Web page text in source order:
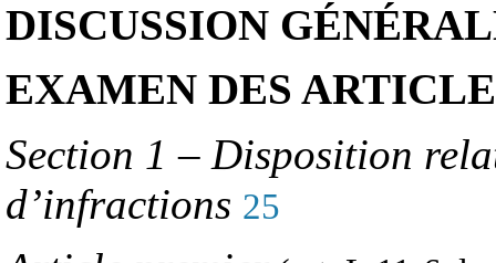
DISCUSSION
EXAMEN DES
Section 1 – Disposition
d’infractions 25